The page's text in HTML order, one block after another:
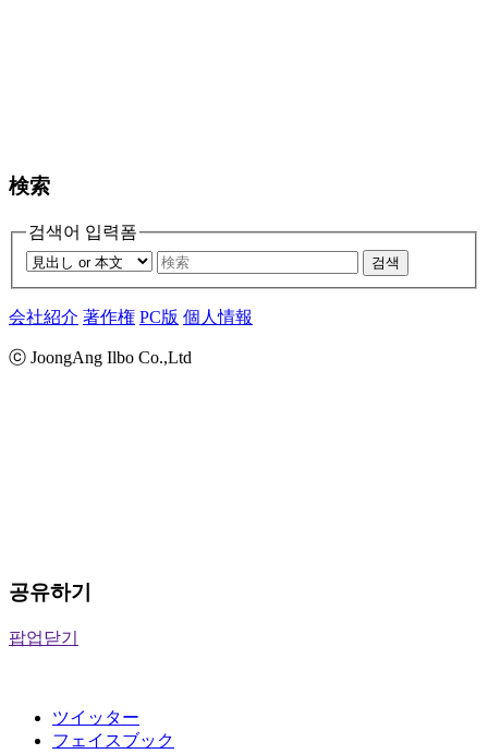
検索
검색어 입력폼
검색
会社紹介 著作権 PC版 個人情報
ⓒ JoongAng Ilbo Co.,Ltd
공유하기
팝업닫기
ツイッター
フェイスブック